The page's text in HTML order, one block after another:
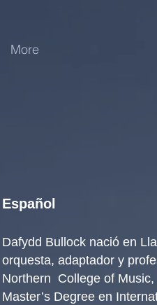
More
Español
Dafydd Bullock nació en
orquesta, adaptador y
Northern College of
Master’s Degree en